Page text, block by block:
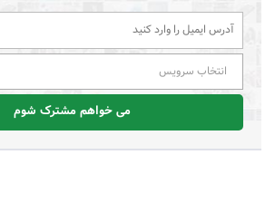
انتخاب سرویس
می خواهم مشترک شوم